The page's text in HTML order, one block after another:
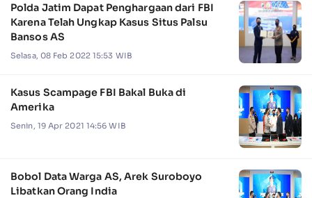
Polda Jatim Dapat Penghargaan dari FBI
Karena Telah Ungkap Kasus Situs Palsu
Bansos AS
Selasa, 08 Feb 2022 15:53 WIB
Kasus Scampage FBI Bakal Buka di
Amerika
Senin, 19 Apr 2021 14:56 WIB
Bobol Data Warga AS, Arek Suroboyo
Libatkan Orang India